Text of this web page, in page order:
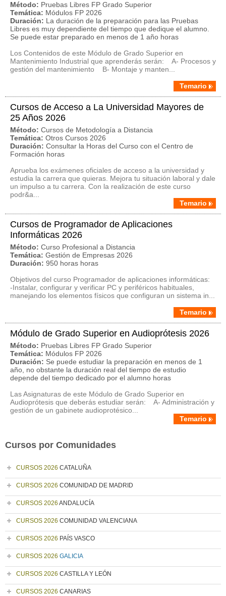
Método: Pruebas Libres FP Grado Superior
Temática: Módulos FP 2026
Duración: La duración de la preparación para las Pruebas
Libres es muy dependiente del tiempo que dedique el alumno.
Se puede estar preparado en menos de 1 año horas
Los Contenidos de este Módulo de Grado Superior en
Mantenimiento Industrial que aprenderás serán: A- Procesos y
gestión del mantenimiento B- Montaje y manten...
Temario
Cursos de Acceso a La Universidad Mayores de
25 Años 2026
Método: Cursos de Metodología a Distancia
Temática: Otros Cursos 2026
Duración: Consultar la Horas del Curso con el Centro de
Formación horas
Aprueba los exámenes oficiales de acceso a la universidad y
estudia la carrera que quieras. Mejora tu situación laboral y dale
un impulso a tu carrera. Con la realización de este curso
podr&a...
Temario
Cursos de Programador de Aplicaciones
Informáticas 2026
Método: Curso Profesional a Distancia
Temática: Gestión de Empresas 2026
Duración: 950 horas horas
Objetivos del curso Programador de aplicaciones informáticas:
-Instalar, configurar y verificar PC y periféricos habituales,
manejando los elementos físicos que configuran un sistema in...
Temario
Módulo de Grado Superior en Audioprótesis 2026
Método: Pruebas Libres FP Grado Superior
Temática: Módulos FP 2026
Duración: Se puede estudiar la preparación en menos de 1
año, no obstante la duración real del tiempo de estudio
depende del tiempo dedicado por el alumno horas
Las Asignaturas de este Módulo de Grado Superior en
Audioprótesis que deberás estudiar serán: A- Administración y
gestión de un gabinete audioprotésico...
Temario
Cursos por Comunidades
CURSOS 2026 CATALUÑA
CURSOS 2026 COMUNIDAD DE MADRID
CURSOS 2026 ANDALUCÍA
CURSOS 2026 COMUNIDAD VALENCIANA
CURSOS 2026 PAÍS VASCO
CURSOS 2026 GALICIA
CURSOS 2026 CASTILLA Y LEÓN
CURSOS 2026 CANARIAS